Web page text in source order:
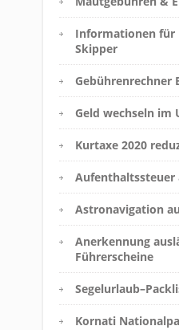
Informationen für
Skipper
Gebührenrechner
Geld wechseln im
Kurtaxe 2020
Aufenthaltssteuer
Astronavigation
Anerkennung
Führerscheine
Kornati